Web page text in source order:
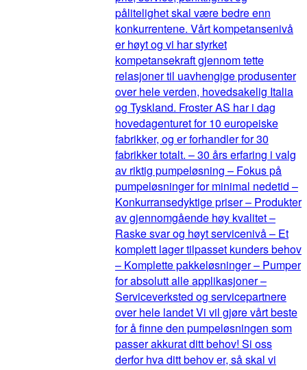
pålitelighet skal være bedre enn
konkurrentene. Vårt kompetansenivå
er høyt og vi har styrket
kompetansekraft gjennom tette
relasjoner til uavhengige produsenter
over hele verden, hovedsakelig Italia
og Tyskland. Froster AS har i dag
hovedagenturet for 10 europeiske
fabrikker, og er forhandler for 30
fabrikker totalt. – 30 års erfaring i valg
av riktig pumpeløsning – Fokus på
pumpeløsninger for minimal nedetid –
Konkurransedyktige priser – Produkter
av gjennomgående høy kvalitet –
Raske svar og høyt servicenivå – Et
komplett lager tilpasset kunders behov
– Komplette pakkeløsninger – Pumper
for absolutt alle applikasjoner –
Serviceverksted og servicepartnere
over hele landet Vi vil gjøre vårt beste
for å finne den pumpeløsningen som
passer akkurat ditt behov! Si oss
derfor hva ditt behov er, så skal vi